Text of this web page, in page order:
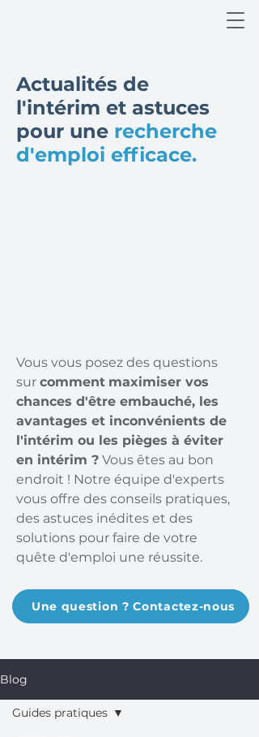
Actualités de
l'intérim et astuces
pour une recherche
d'emploi efficace.
Vous vous posez des questions
sur comment maximiser vos
chances d'être embauché, les
avantages et inconvénients de
l'intérim ou les pièges à éviter
en intérim ? Vous êtes au bon
endroit ! Notre équipe d'experts
vous offre des conseils pratiques,
des astuces inédites et des
solutions pour faire de votre
quête d'emploi une réussite.
Une question ? Contactez-nous
Blog
Guides pratiques